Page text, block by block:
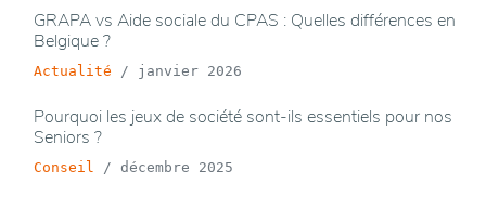
GRAPA vs Aide sociale du CPAS : Quelles différences en
Belgique ?
Actualité / janvier 2026
Pourquoi les jeux de société sont-ils essentiels pour nos
Seniors ?
Conseil / décembre 2025